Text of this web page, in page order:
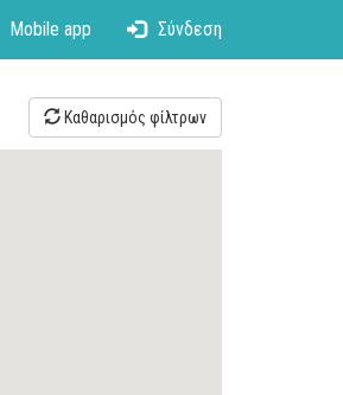
Mobile app Σύνδεση
Καθαρισμός φίλτρων